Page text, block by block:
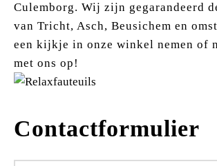
Culemborg. Wij zijn gegarandeerd
van Tricht, Asch, Beusichem en
een kijkje in onze winkel nemen of
met ons op!
Contactformulier